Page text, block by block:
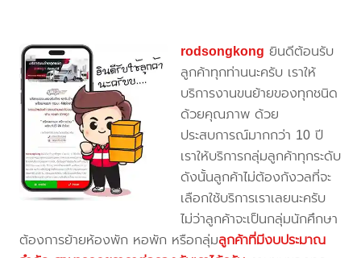
rodsongkong ยินดีต้อนรับ
ลูกค้าทุกท่านนะครับ เราให้
บริการงานขนย้ายของทุกชนิด
ด้วยคุณภาพ ด้วย
ประสบการณ์มากกว่า 10 ปี
เราให้บริการกลุ่มลูกค้าทุกระดับ
ดังนั้นลูกค้าไม่ต้องกังวลที่จะ
เลือกใช้บริการเราเลยนะครับ
ไม่ว่าลูกค้าจะเป็นกลุ่มนักศึกษา
ต้องการย้ายห้องพัก หอพัก หรือกลุ่มลูกค้าที่มีงบประมาณ